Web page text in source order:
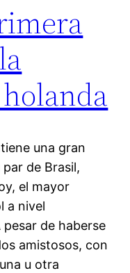
una gran
de Brasil,
el mayor
a nivel
pesar de haberse
amistosos, con
u otra